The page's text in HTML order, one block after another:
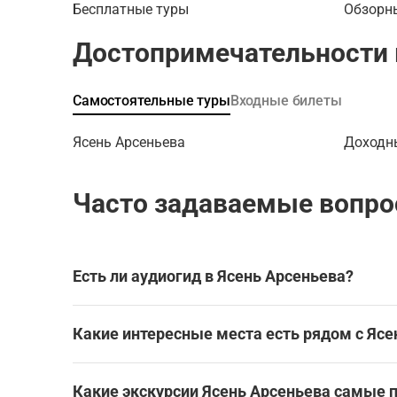
вам
Зандау
бывшего
дома
Бесплатные туры
Достопримечательности
Самостоятельные турыВходные билеты
Ясень Арсеньева
Часто задаваемые
Есть ли аудиогид в Ясень Арсеньева?
мечательности без экскурсовода.
Городские легенды Хабаровска
Какие интересные места есть рядом с
Какие экскурсии Ясень Арсеньева самые